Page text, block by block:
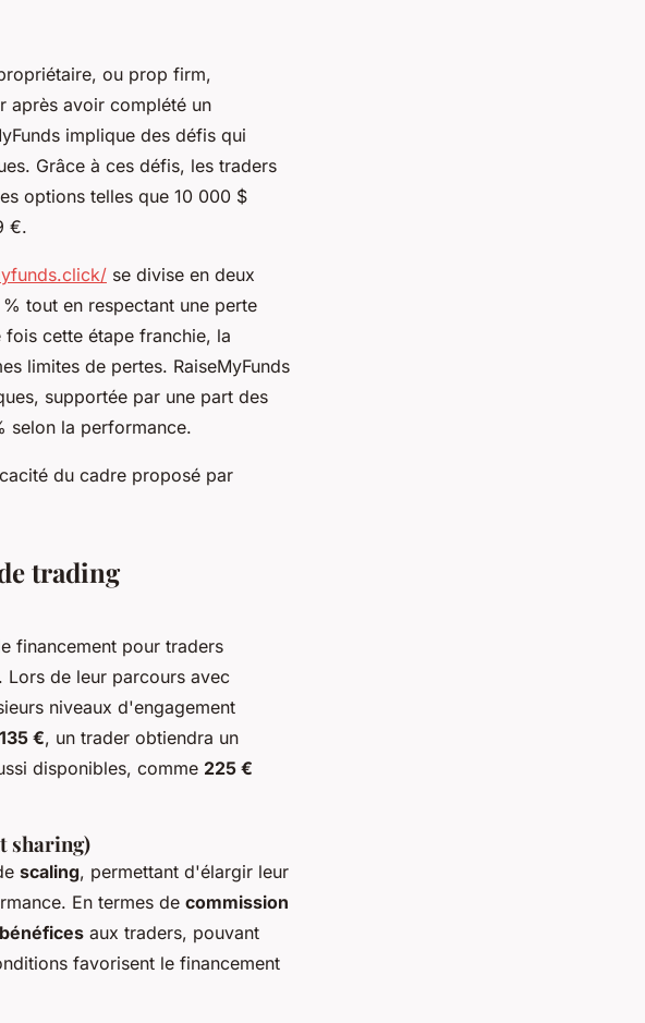
ou prop firm,
après avoir complété un
implique des défis qui
Grâce à ces défis, les traders
options telles que 10 000 $
€.
se divise en deux
tout en respectant une perte
cette étape franchie, la
limites de pertes. RaiseMyFunds
supportée par une part des
selon la performance.
du cadre proposé par
trading
financement pour traders
Lors de leur parcours avec
niveaux d'engagement
135 €, un trader obtiendra un
disponibles, comme 225 €
sharing)
scaling, permettant d'élargir leur
En termes de commission
aux traders, pouvant
favorisent le financement